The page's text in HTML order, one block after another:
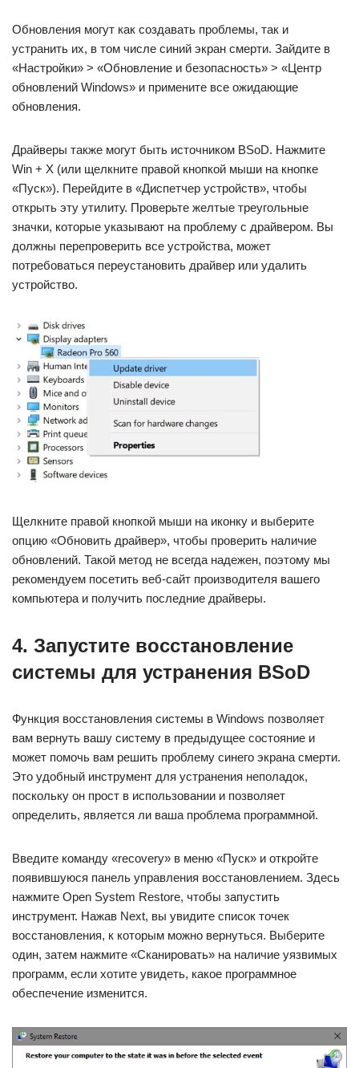
Обновления могут как создавать проблемы, так и
устранить их, в том числе синий экран смерти. Зайдите в
«Настройки» > «Обновление и безопасность» > «Центр
обновлений Windows» и примените все ожидающие
обновления.
Драйверы также могут быть источником BSoD. Нажмите
Win + X (или щелкните правой кнопкой мыши на кнопке
«Пуск»). Перейдите в «Диспетчер устройств», чтобы
открыть эту утилиту. Проверьте желтые треугольные
значки, которые указывают на проблему с драйвером. Вы
должны перепроверить все устройства, может
потребоваться переустановить драйвер или удалить
устройство.
Щелкните правой кнопкой мыши на иконку и выберите
опцию «Обновить драйвер», чтобы проверить наличие
обновлений. Такой метод не всегда надежен, поэтому мы
рекомендуем посетить веб-сайт производителя вашего
компьютера и получить последние драйверы.
4. Запустите восстановление
системы для устранения BSoD
Функция восстановления системы в Windows позволяет
вам вернуть вашу систему в предыдущее состояние и
может помочь вам решить проблему синего экрана смерти.
Это удобный инструмент для устранения неполадок,
поскольку он прост в использовании и позволяет
определить, является ли ваша проблема программной.
Введите команду «recovery» в меню «Пуск» и откройте
появившуюся панель управления восстановлением. Здесь
нажмите Open System Restore, чтобы запустить
инструмент. Нажав Next, вы увидите список точек
восстановления, к которым можно вернуться. Выберите
один, затем нажмите «Сканировать» на наличие уязвимых
программ, если хотите увидеть, какое программное
обеспечение изменится.